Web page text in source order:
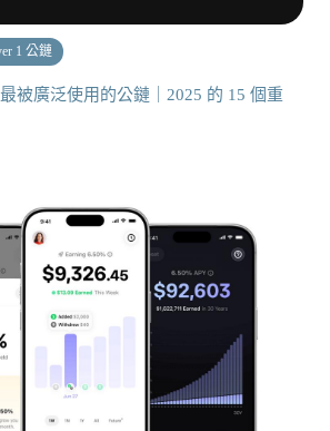
1 公鏈
被廣泛使用的公鏈｜2025 的 15 個重